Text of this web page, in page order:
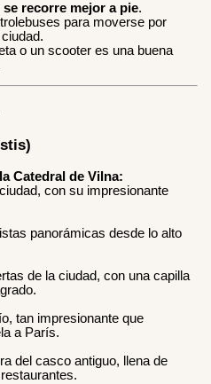
recorre mejor a pie.
para moverse por
o un scooter es una buena
Catedral de Vilna:
con su impresionante
panorámicas desde lo alto
de la ciudad, con una capilla
tan impresionante que
a París.
del casco antiguo, llena de